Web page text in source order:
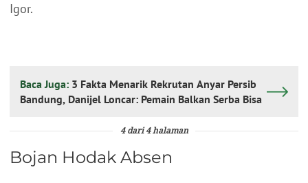
Igor.
Baca Juga: 3 Fakta Menarik Rekrutan Anyar Persib
Bandung, Danijel Loncar: Pemain Balkan Serba Bisa
4 dari 4 halaman
Bojan Hodak Absen